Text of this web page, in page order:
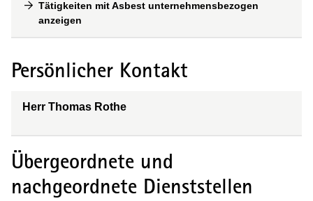
Tätigkeiten mit Asbest unternehmensbezogen
anzeigen
Persönlicher Kontakt
Herr Thomas Rothe
Übergeordnete und
nachgeordnete Dienststellen